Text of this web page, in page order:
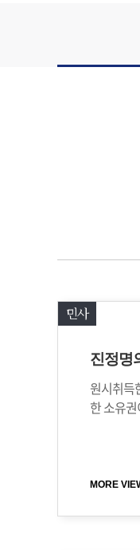
민사
원시취득
한 소유
MORE